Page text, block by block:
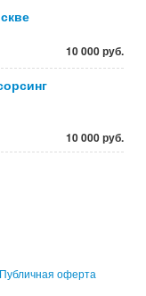
10 000 руб.
10 000 руб.
Публичная оферта